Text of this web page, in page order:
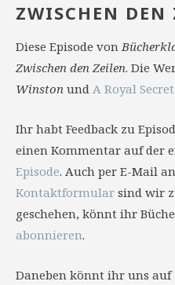
ZWISCHEN DEN
Diese Episode von
Zwischen den Zeilen. Die
Winston und A Royal
Ihr habt Feedback zu
einen Kommentar auf der
Episode. Auch per E-Mail an
Kontaktformular sind wir
geschehen, könnt ihr
abonnieren.
Daneben könnt ihr uns auf